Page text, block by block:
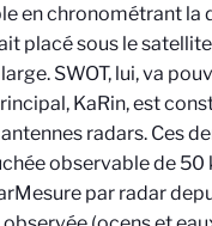
en chronométrant la
placé sous le
SWOT, lui, va
KaRin, est
radars. Ces
observable de 50
Mesure par radar